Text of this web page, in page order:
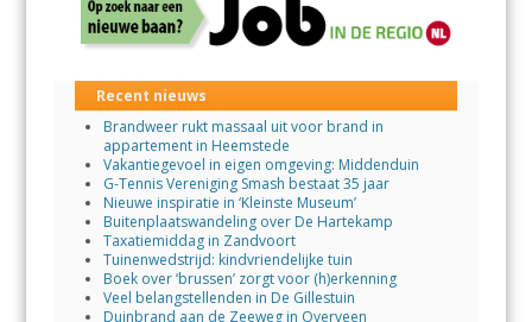
Recent nieuws
Brandweer rukt massaal uit voor brand in
appartement in Heemstede
Vakantiegevoel in eigen omgeving: Middenduin
G-Tennis Vereniging Smash bestaat 35 jaar
Nieuwe inspiratie in ‘Kleinste Museum’
Buitenplaatswandeling over De Hartekamp
Taxatiemiddag in Zandvoort
Tuinenwedstrijd: kindvriendelijke tuin
Boek over ‘brussen’ zorgt voor (h)erkenning
Veel belangstellenden in De Gillestuin
Duinbrand aan de Zeeweg in Overveen